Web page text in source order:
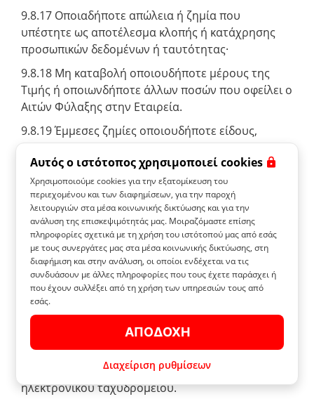
Αυτός ο ιστότοπος χρησιμοποιεί cookies
Χρησιμοποιούμε cookies για την εξατομίκευση του
περιεχομένου και των διαφημίσεων, για την παροχή
λειτουργιών στα μέσα κοινωνικής δικτύωσης και για την
ανάλυση της επισκεψιμότητάς μας. Μοιραζόμαστε επίσης
πληροφορίες σχετικά με τη χρήση του ιστότοπού μας από εσάς
με τους συνεργάτες μας στα μέσα κοινωνικής δικτύωσης, στη
διαφήμιση και στην ανάλυση, οι οποίοι ενδέχεται να τις
συνδυάσουν με άλλες πληροφορίες που τους έχετε παράσχει ή
που έχουν συλλέξει από τη χρήση των υπηρεσιών τους από
εσάς.
ΑΠΟΔΟΧΉ
Διαχείριση ρυθμίσεων
9.8.17 Οποιαδήποτε απώλεια ή ζημία που
υπέστητε ως αποτέλεσμα κλοπής ή κατάχρησης
προσωπικών δεδομένων ή ταυτότητας·
9.8.18 Μη καταβολή οποιουδήποτε μέρους της
Τιμής ή οποιωνδήποτε άλλων ποσών που οφείλει ο
Αιτών Φύλαξης στην Εταιρεία.
9.8.19 Έμμεσες ζημίες οποιουδήποτε είδους,
συμπεριλαμβανομένης μεταξύ άλλων απώλειας
κέρδους, φήμης ή επιχείρησης.
9.9 Τροποποιήσεις και Ακύρωση της Εγγύησης
Η Εταιρεία διατηρεί το δικαίωμα να τροποποιεί ή
να ακυρώνει την Εγγύηση οποτεδήποτε και κατά
την κρίση της.
9.9.1 Σε περίπτωση ακύρωσης, δεν θα επιτρέπονται
νέες αξιώσεις, αλλά τυχόν αξιώσεις βάσει της
Εγγύησης που βρίσκονται ήδη σε εξέλιξη (δηλαδή
το αίτημα μέσω ηλεκτρονικού ταχυδρομείου μάς
έχει αποσταλεί) θα εξεταστούν σύμφωνα με την
έκδοση της παρούσας ρήτρας 7 που ίσχυε κατά τη
στιγμή υποβολής του αιτήματος μέσω
ηλεκτρονικού ταχυδρομείου.